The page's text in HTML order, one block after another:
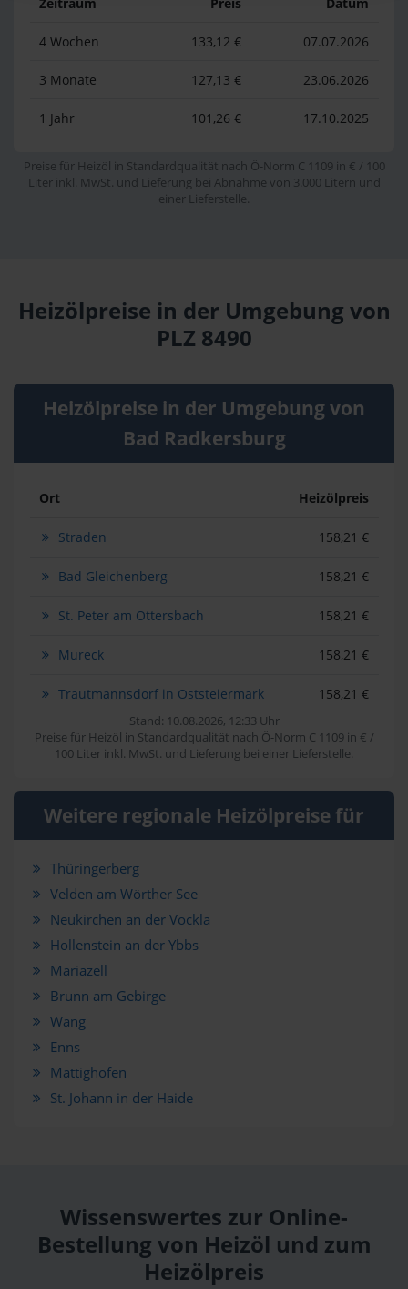
4 Wochen 133,12 € 07.07.2026
3 Monate 127,13 € 23.06.2026
1 Jahr 101,26 € 17.10.2025
Preise für Heizöl in Standardqualität nach Ö-Norm C 1109 in € / 100
Liter inkl. MwSt. und Lieferung bei Abnahme von 3.000 Litern und
einer Lieferstelle.
Heizölpreise in der Umgebung von
PLZ 8490
Heizölpreise in der Umgebung von
Bad Radkersburg
Ort Heizölpreis
Straden 158,21 €
Bad Gleichenberg 158,21 €
St. Peter am Ottersbach 158,21 €
Mureck 158,21 €
Trautmannsdorf in Oststeiermark 158,21 €
Stand: 10.08.2026, 12:33 Uhr
Preise für Heizöl in Standardqualität nach Ö-Norm C 1109 in € /
100 Liter inkl. MwSt. und Lieferung bei einer Lieferstelle.
Weitere regionale Heizölpreise für
Thüringerberg
Velden am Wörther See
Neukirchen an der Vöckla
Hollenstein an der Ybbs
Mariazell
Brunn am Gebirge
Wang
Enns
Mattighofen
St. Johann in der Haide
Wissenswertes zur Online-
Bestellung von Heizöl und zum
Heizölpreis